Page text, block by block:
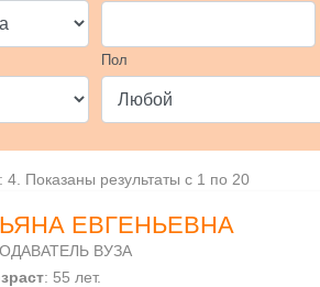
Пол
4. Показаны результаты с 1 по 20
ЕВГЕНЬЕВНА
ВУЗА
: 55 лет.